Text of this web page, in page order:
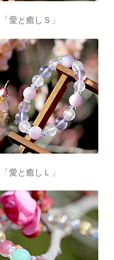
愛と癒しＳ」
愛と癒しＬ」